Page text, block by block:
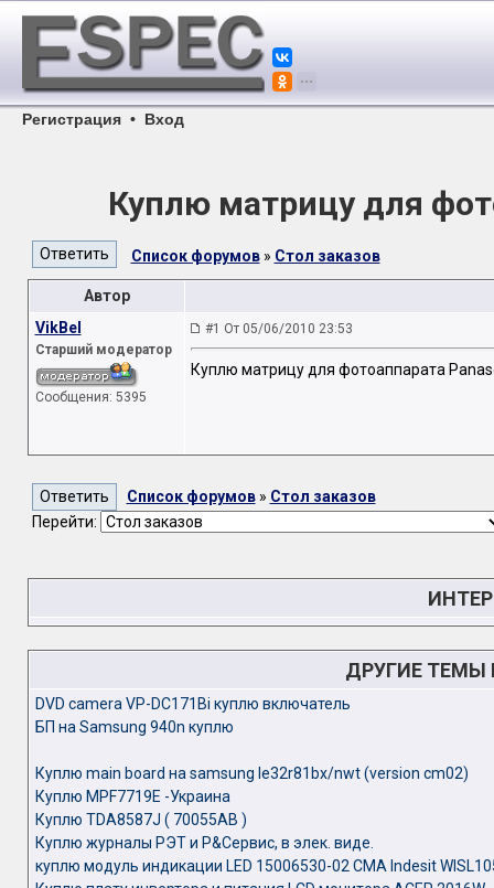
Регистрация • Вход
Куплю матрицу для
Список форумов» Стол заказов
Автор
VikBel
Старший модератор
Сообщения: 5395
#1 От 05/06/2010 23:53
Куплю матрицу для фотоаппарата
Список форумов» Стол заказов
Перейти:
ДРУГИЕ ТЕМЫ
DVD camera VP-DC171Bi куплю включатель
БП на Samsung 940n куплю
Куплю main board на samsung le32r81bx/nwt (version cm02)
Куплю MPF7719E -Украина
Куплю TDA8587J ( 70055AB )
Куплю журналы РЭТ и Р&Сервис, в элек. виде.
куплю модуль индикации LED 15006530-02 СМА Indesit